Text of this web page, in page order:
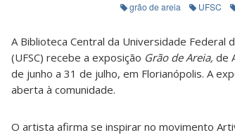
grão de areia
UFSC
A Biblioteca Central da Universidade Federal
(UFSC) recebe a exposição Grão de Areia, de
de junho a 31 de julho, em Florianópolis. A
aberta à comunidade.
O artista afirma se inspirar no movimento